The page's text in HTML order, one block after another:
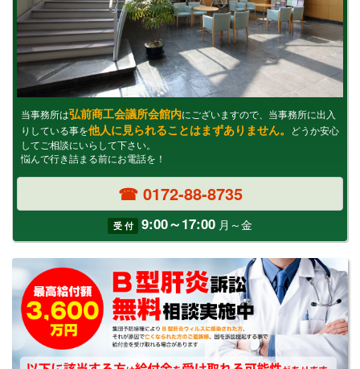
当事務所は弘前商工会議所会館内にございますので、当事務所に出入
りしている事を他人に見られることはまずありません。
どうか安心
してご相談にいらして下さい。
悩んで行き詰まる前にお電話を！
☎ 0172-88-8735
受 付 9:00～17:00月～金